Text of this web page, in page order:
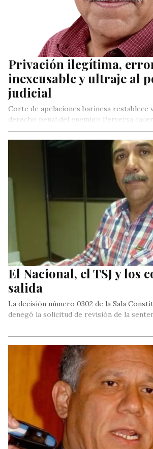
Privación ilegítima,
inexcusable y ultraje al
judicial
Corte de apelaciones barinesa restablece
derecho penal del enemigo Perversa
instrumentada por chapuceros
El Nacional, el TSJ y los
salida
La decisión número 0302 de la Sala
denegó la solicitud de revisión de la